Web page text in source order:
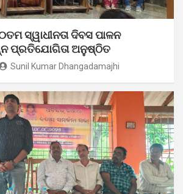
ସ୍ୱାଧୀନତା ଦିବସ ପାଳନ
ପ୍ରତିଯୋଗିତା ଅନୁଷ୍ଠିତ
Sunil Kumar Dhangadamajhi